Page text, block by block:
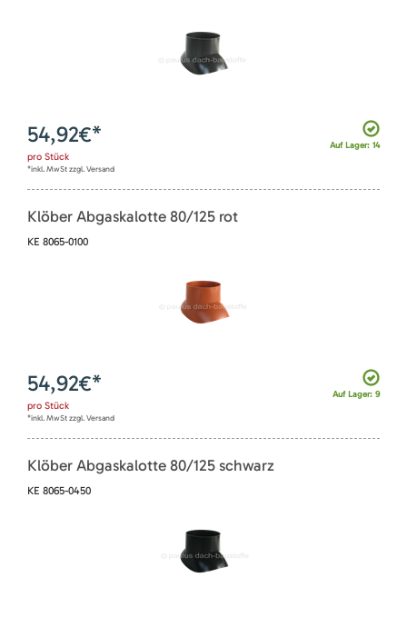
Auf Lager: 14
54,92€*
pro Stück
*inkl. MwSt zzgl. Versand
Klöber Abgaskalotte 80/125 rot
KE 8065-0100
Auf Lager: 9
54,92€*
pro Stück
*inkl. MwSt zzgl. Versand
Klöber Abgaskalotte 80/125 schwarz
KE 8065-0450